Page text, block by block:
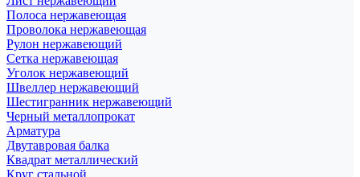
Полоса нержавеющая
Проволока нержавеющая
Рулон нержавеющий
Сетка нержавеющая
Уголок нержавеющий
Швеллер нержавеющий
Шестигранник нержавеющий
Черный металлопрокат
Арматура
Двутавровая балка
Квадрат металлический
Круг стальной